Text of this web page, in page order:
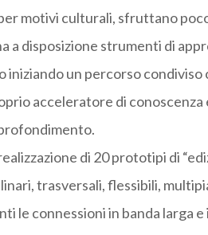
motivi culturali, sfruttano
a disposizione strumenti di
iniziando un percorso
acceleratore di
di 20 prototipi di
trasversali, flessibili,
le connessioni in banda larga